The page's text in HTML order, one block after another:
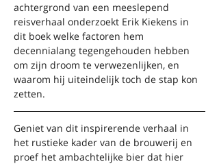
achtergrond van een meeslepend
reisverhaal onderzoekt Erik Kiekens in
dit boek welke factoren hem
decennialang tegengehouden hebben
om zijn droom te verwezenlijken, en
waarom hij uiteindelijk toch de stap kon
zetten.
Geniet van dit inspirerende verhaal in
het rustieke kader van de brouwerij en
proef het ambachtelijke bier dat hier